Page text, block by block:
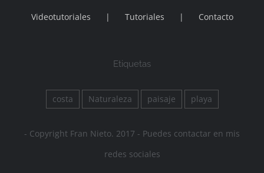
Videotutoriales Tutoriales Contacto
Etiquetas
costa Naturaleza paisaje playa
- Copyright Fran Nieto. 2017 - Puedes contactar en mis
redes sociales